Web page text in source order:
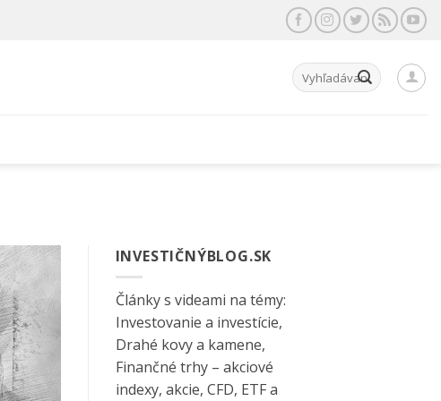
Hľadať:
INVESTIČNÝBLOG.SK
Články s videami na témy:
Investovanie a investície,
Drahé kovy a kamene,
Finančné trhy – akciové
indexy, akcie, CFD, ETF a